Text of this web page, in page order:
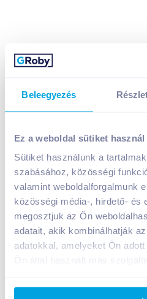
Beleegyezés
Ez a weboldal sütiket használ
Sütiket használunk a
szabásához, közösségi
valamint weboldalforgalmunk
közösségi média-, hirdető- és
megosztjuk az Ön
adatait, akik kombinálhatják
adatokkal, amelyeket Ön
Kamocsay Prémium Ihlet
2 199
Egységár: 2
Nettó eladási ár: 1